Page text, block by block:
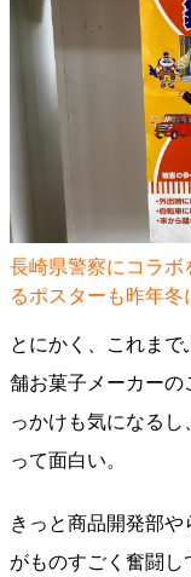
長崎県警察にコラボ
るポスターも昨年冬
とにかく、これま
舗お菓子メーカーの
っかけも気になる
って面白い。
きっと商品開発部
がものすごく奮闘